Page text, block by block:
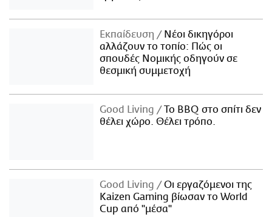
Εκπαίδευση
Νέοι δικηγόροι
αλλάζουν το τοπίο: Πώς οι
σπουδές Νομικής οδηγούν σε
θεσμική συμμετοχή
Good Living
Το BBQ στο σπίτι δεν
θέλει χώρο. Θέλει τρόπο.
Good Living
Οι εργαζόμενοι της
Kaizen Gaming βίωσαν το World
Cup από "μέσα"